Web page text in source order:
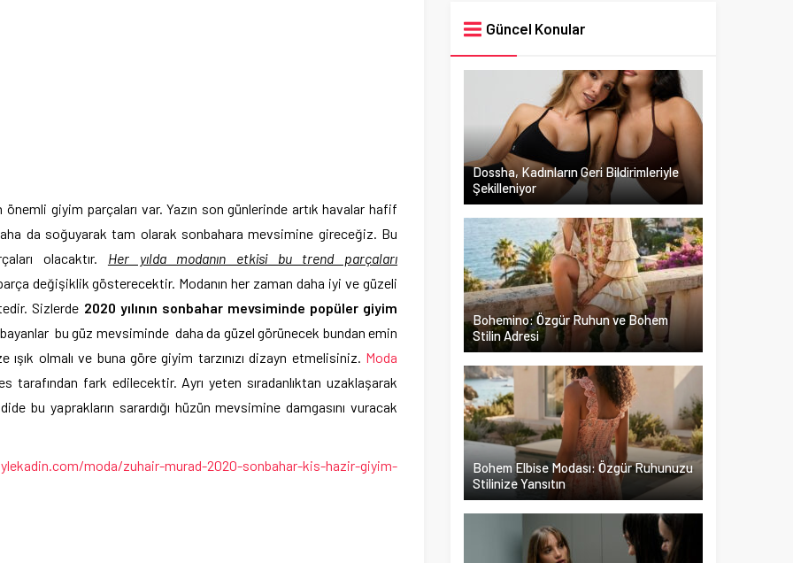
giyim parçaları var. Yazın son günlerinde artık havalar hafif
da soğuyarak tam olarak sonbahara mevsimine gireceğiz. Bu
olacaktır. Her yılda modanın etkisi bu trend parçaları
değişiklik gösterecektir. Modanın her zaman daha iyi ve güzeli
Sizlerde 2020 yılının sonbahar mevsiminde popüler giyim
bu güz mevsiminde daha da güzel görünecek bundan emin
olmalı ve buna göre giyim tarzınızı dizayn etmelisiniz. Moda
fark edilecektir. Ayrı yeten sıradanlıktan uzaklaşarak
bu yaprakların sarardığı hüzün mevsimine damgasını vuracak
moda/zuhair-murad-2020-sonbahar-kis-hazir-giyim-
Güncel Konular
Dossha, Kadınların Geri Bildirimleriyle
Şekilleniyor
Bohemino: Özgür Ruhun ve Bohem
Stilin Adresi
Bohem Elbise Modası: Özgür Ruhunuzu
Stilinize Yansıtın